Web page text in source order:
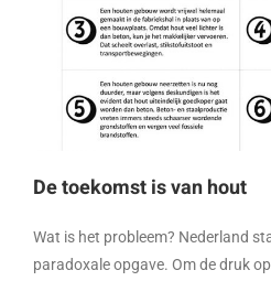
De toekomst is van hout
Wat is het probleem? Nederland
paradoxale opgave. Om de druk